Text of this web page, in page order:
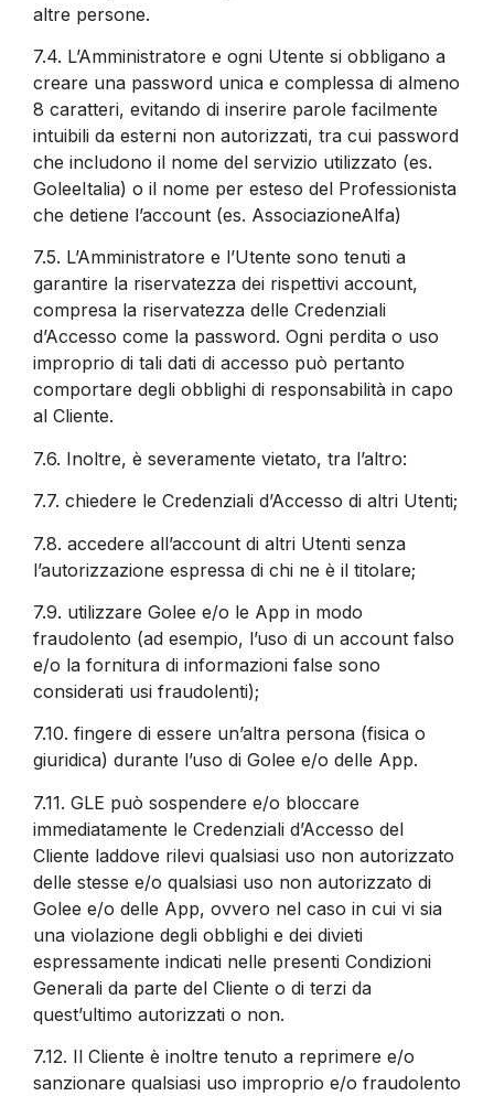
altre persone.
7.4. L’Amministratore e ogni Utente si obbligano a
creare una password unica e complessa di almeno
8 caratteri, evitando di inserire parole facilmente
intuibili da esterni non autorizzati, tra cui password
che includono il nome del servizio utilizzato (es.
GoleeItalia) o il nome per esteso del Professionista
che detiene l’account (es. AssociazioneAlfa)
7.5. L’Amministratore e l’Utente sono tenuti a
garantire la riservatezza dei rispettivi account,
compresa la riservatezza delle Credenziali
d’Accesso come la password. Ogni perdita o uso
improprio di tali dati di accesso può pertanto
comportare degli obblighi di responsabilità in capo
al Cliente.
7.6. Inoltre, è severamente vietato, tra l’altro:
7.7. chiedere le Credenziali d’Accesso di altri Utenti;
7.8. accedere all’account di altri Utenti senza
l’autorizzazione espressa di chi ne è il titolare;
7.9. utilizzare Golee e/o le App in modo
fraudolento (ad esempio, l’uso di un account falso
e/o la fornitura di informazioni false sono
considerati usi fraudolenti);
7.10. fingere di essere un’altra persona (fisica o
giuridica) durante l’uso di Golee e/o delle App.
7.11. GLE può sospendere e/o bloccare
immediatamente le Credenziali d’Accesso del
Cliente laddove rilevi qualsiasi uso non autorizzato
delle stesse e/o qualsiasi uso non autorizzato di
Golee e/o delle App, ovvero nel caso in cui vi sia
una violazione degli obblighi e dei divieti
espressamente indicati nelle presenti Condizioni
Generali da parte del Cliente o di terzi da
quest’ultimo autorizzati o non.
7.12. Il Cliente è inoltre tenuto a reprimere e/o
sanzionare qualsiasi uso improprio e/o fraudolento